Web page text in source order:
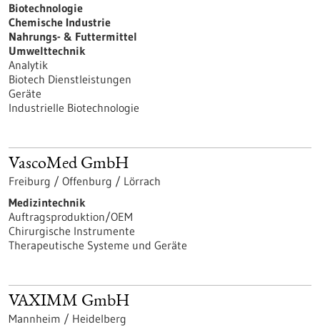
Biotechnologie
Chemische Industrie
Nahrungs- & Futtermittel
Umwelttechnik
Analytik
Biotech Dienstleistungen
Geräte
Industrielle Biotechnologie
VascoMed GmbH
Freiburg / Offenburg / Lörrach
Medizintechnik
Auftragsproduktion/OEM
Chirurgische Instrumente
Therapeutische Systeme und Geräte
VAXIMM GmbH
Mannheim / Heidelberg